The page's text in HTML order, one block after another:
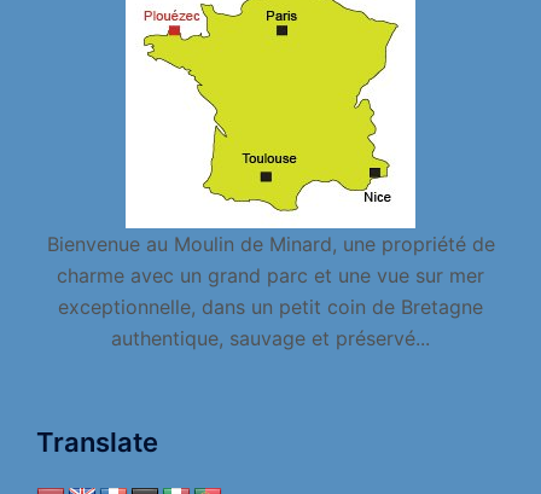
Bienvenue au Moulin de Minard, une propriété de
charme avec un grand parc et une vue sur mer
exceptionnelle, dans un petit coin de Bretagne
authentique, sauvage et préservé...
Translate